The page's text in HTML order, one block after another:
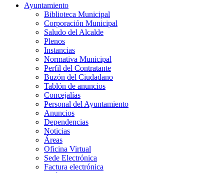
Ayuntamiento
Biblioteca Municipal
Corporación Municipal
Saludo del Alcalde
Plenos
Instancias
Normativa Municipal
Perfil del Contratante
Buzón del Ciudadano
Tablón de anuncios
Concejalías
Personal del Ayuntamiento
Anuncios
Dependencias
Noticias
Áreas
Oficina Virtual
Sede Electrónica
Factura electrónica